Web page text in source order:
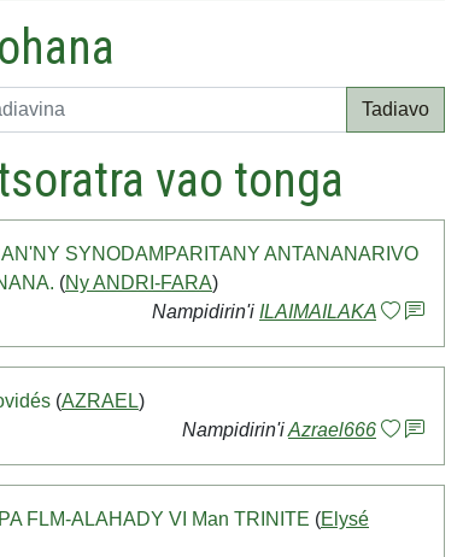
Tadiavo
vao tonga
SYNODAMPARITANY ANTANANARIVO
(Ny ANDRI-FARA)
Nampidirin'i ILAIMAILAKA
(AZRAEL)
Nampidirin'iAzrael666
FLM-ALAHADY VI Man TRINITE (Elysé